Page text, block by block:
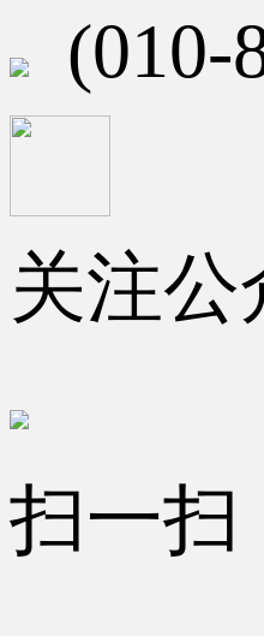
(010-
关注公
扫一扫